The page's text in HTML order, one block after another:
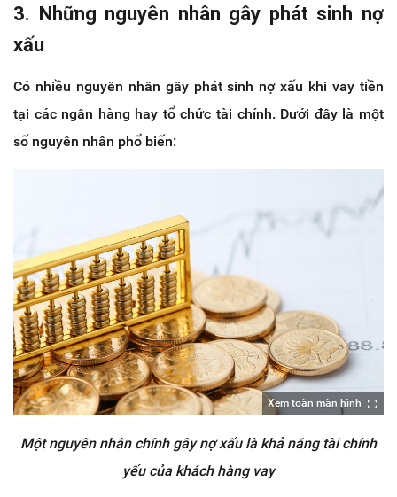
3. Những nguyên nhân gây phát sinh nợ
xấu
Có nhiều nguyên nhân gây phát sinh nợ xấu khi vay tiền
tại các ngân hàng hay tổ chức tài chính. Dưới đây là một
số nguyên nhân phổ biến:
Xem toàn màn hình
Một nguyên nhân chính gây nợ xấu là khả năng tài chính
yếu của khách hàng vay